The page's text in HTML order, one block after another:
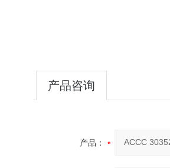
产品咨询
产品：